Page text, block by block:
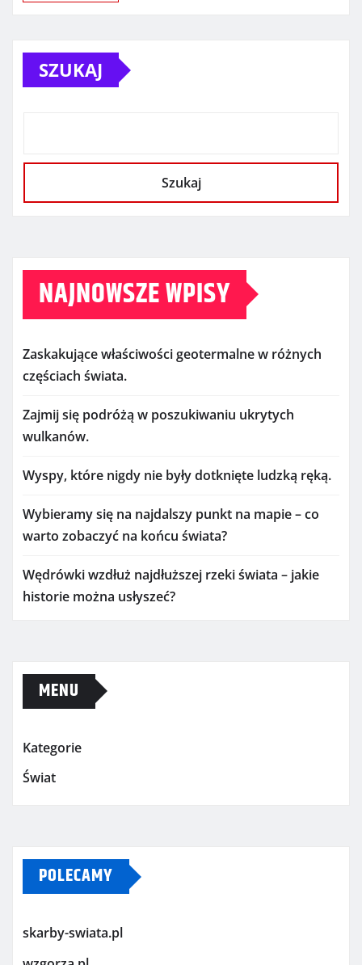
SZUKAJ
Szukaj
NAJNOWSZE WPISY
Zaskakujące właściwości geotermalne w różnych
częściach świata.
Zajmij się podróżą w poszukiwaniu ukrytych
wulkanów.
Wyspy, które nigdy nie były dotknięte ludzką ręką.
Wybieramy się na najdalszy punkt na mapie – co
warto zobaczyć na końcu świata?
Wędrówki wzdłuż najdłuższej rzeki świata – jakie
historie można usłyszeć?
MENU
Kategorie
Świat
POLECAMY
skarby-swiata.pl